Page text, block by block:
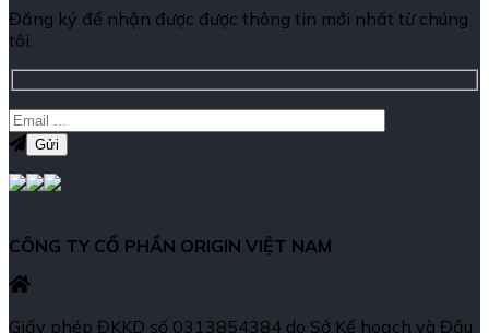
Đăng ký để nhận được được thông tin mới nhất từ chúng
tôi.
CÔNG TY CỔ PHẦN ORIGIN VIỆT NAM
Giấy phép ĐKKD số 0313854384 do Sở Kế hoạch và Đầu